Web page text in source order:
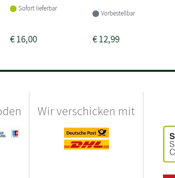
Sofort lieferbar
€16,00
Vorbestellbar
€12,99
Wir verschicken mit